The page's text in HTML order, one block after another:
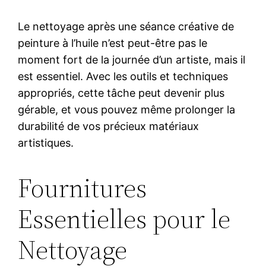
Le nettoyage après une séance créative de
peinture à l’huile n’est peut-être pas le
moment fort de la journée d’un artiste, mais il
est essentiel. Avec les outils et techniques
appropriés, cette tâche peut devenir plus
gérable, et vous pouvez même prolonger la
durabilité de vos précieux matériaux
artistiques.
Fournitures
Essentielles pour le
Nettoyage